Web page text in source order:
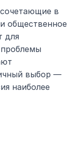
в
общественное
для
выбор —
наиболее